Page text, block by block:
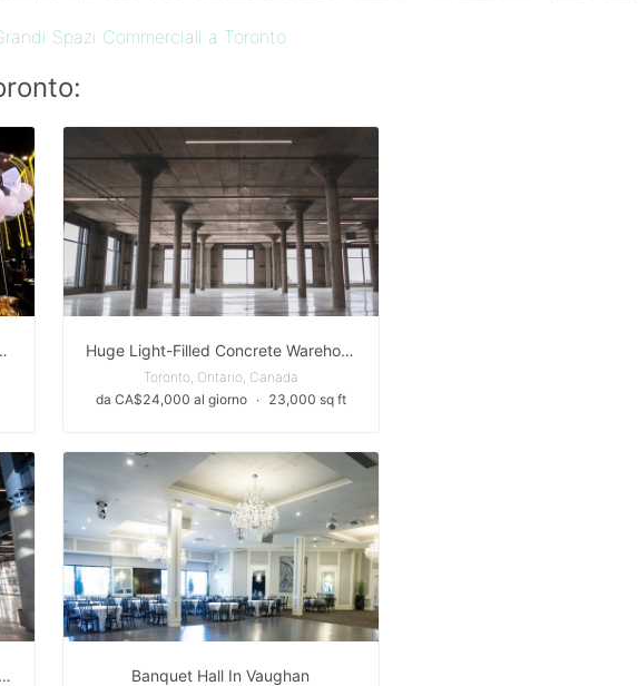
Spazi Commerciali a Toronto
in Downtown Toronto Huge Light-Filled Concrete Warehouse | 23,000 Sqft | 14ft Ceilings
Toronto, Ontario, Canada
da CA$24,000 al giorno
∙ 23,000 sq ft
Modern, Light-Filled Event Venue in the Heart of St. Lawrence Market District Banquet Hall In Vaughan